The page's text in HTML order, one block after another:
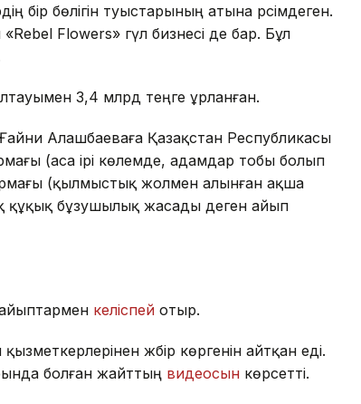
бір бөлігін туыстарының атына рәсімдеген.
Flowers» гүл бизнесі де бар. Бұл
3,4 млрд теңге ұрланған.
Алашбаеваға Қазақстан Республикасы
(аса ірі көлемде, адамдар тобы болып
(қылмыстық жолмен алынған ақша
бұзушылық жасады деген айып
келіспей отыр.
жәбір көргенін айтқан еді.
болған жайттың видеосын көрсетті.